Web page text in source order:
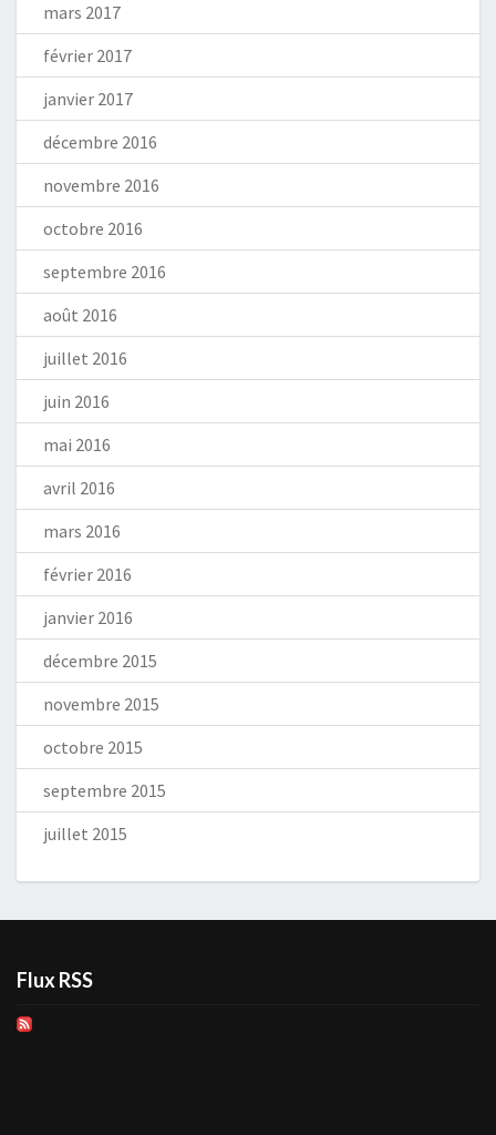
mars 2017
février 2017
janvier 2017
décembre 2016
novembre 2016
octobre 2016
septembre 2016
août 2016
juillet 2016
juin 2016
mai 2016
avril 2016
mars 2016
février 2016
janvier 2016
décembre 2015
novembre 2015
octobre 2015
septembre 2015
juillet 2015
Flux RSS